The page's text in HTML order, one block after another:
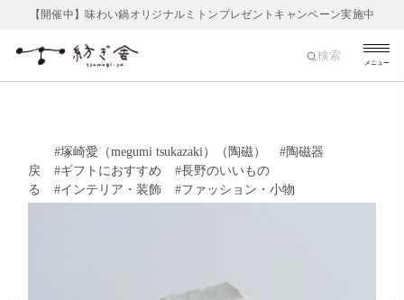
【開催中】味わい鍋オリジナルミトンプレゼントキャンペーン実施中
メニュー
検索
戻
る
#インテリア・装飾 #ファッション・小物
#ギフトにおすすめ #長野のいいもの
#塚崎愛（megumi tsukazaki）（陶磁） #陶磁器